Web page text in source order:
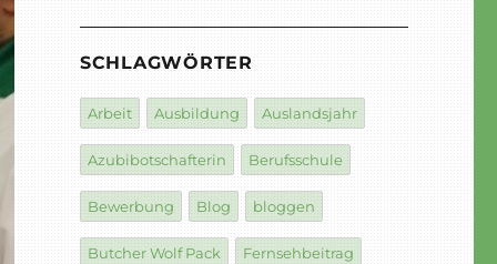
SCHLAGWÖRTER
Arbeit Ausbildung Auslandsjahr
Azubibotschafterin Berufsschule
Bewerbung Blog bloggen
Butcher Wolf Pack Fernsehbeitrag